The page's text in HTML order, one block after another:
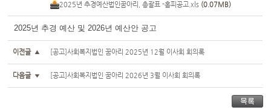
2025년 추경예산법인꿈아리, 총괄표 -홈피공고.xls (0.07MB)
2025년 추경 예산 및 2026년 예산안 공고
이전글▲ [공고]사회복지법인 꿈아리 2025년 12월 이사회 회의록
다음글 ▼ [공고]사회복지법인 꿈아리 2026년 3월 이사회 회의록